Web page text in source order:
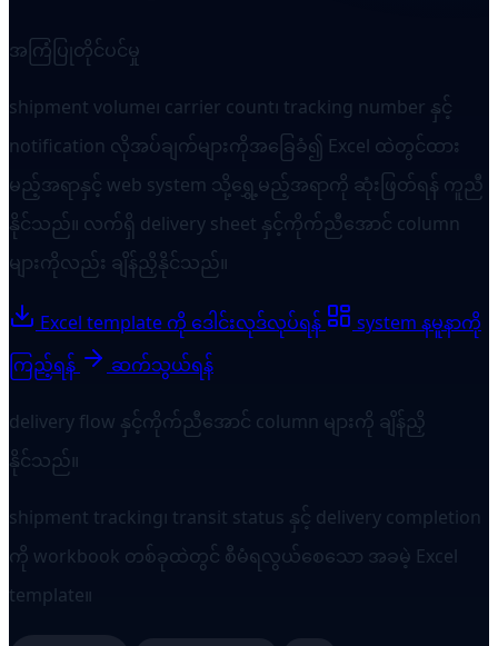
အကြံပြုတိုင်ပင်မှု
shipment volume၊ carrier count၊ tracking number နှင့်
notification လိုအပ်ချက်များကိုအခြေခံ၍ Excel ထဲတွင်ထား
မည့်အရာနှင့် web system သို့ရွှေ့မည့်အရာကို ဆုံးဖြတ်ရန် ကူညီ
နိုင်သည်။ လက်ရှိ delivery sheet နှင့်ကိုက်ညီအောင် column
များကိုလည်း ချိန်ညှိနိုင်သည်။
Excel template ကို ဒေါင်းလုဒ်လုပ်ရန်
system နမူနာကို
ကြည့်ရန်
ဆက်သွယ်ရန်
delivery flow နှင့်ကိုက်ညီအောင် column များကို ချိန်ညှိ
နိုင်သည်။
shipment tracking၊ transit status နှင့် delivery completion
ကို workbook တစ်ခုထဲတွင် စီမံရလွယ်စေသော အခမဲ့ Excel
template။